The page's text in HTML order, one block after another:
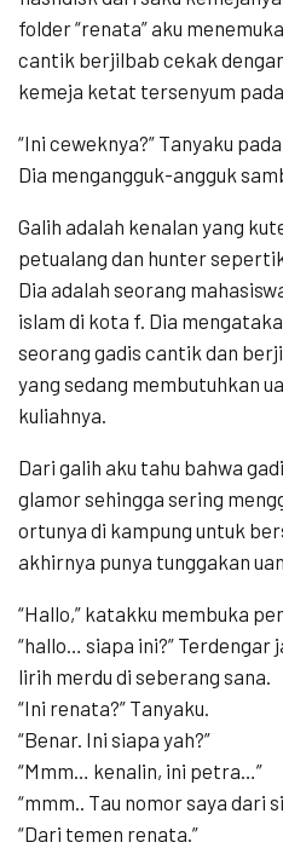
folder “renata” aku
cantik berjilbab cekak
kemeja ketat tersenyum
“Ini ceweknya?” Tanyaku pada
Dia mengangguk-angguk
Galih adalah kenalan yang
petualang dan hunter
Dia adalah seorang
islam di kota f. Dia
seorang gadis cantik dan
yang sedang membutuhkan
kuliahnya.
Dari galih aku tahu bahwa
glamor sehingga sering
ortunya di kampung untuk
akhirnya punya tunggakan
“Hallo,” katakku membuka
“hallo… siapa ini?” Terdengar
lirih merdu di seberang sana.
“Ini renata?” Tanyaku.
“Benar. Ini siapa yah?”
“Mmm… kenalin, ini petra…”
“mmm.. Tau nomor saya dari
“Dari temen renata.”